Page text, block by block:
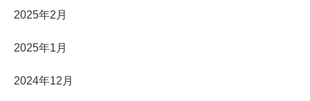
2025年2月
2025年1月
2024年12月